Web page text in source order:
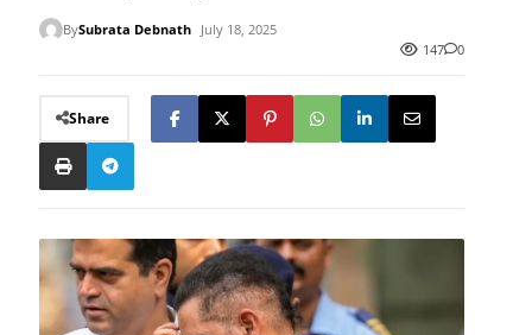
BySubrata Debnath
July 18, 2025
147
0
Share